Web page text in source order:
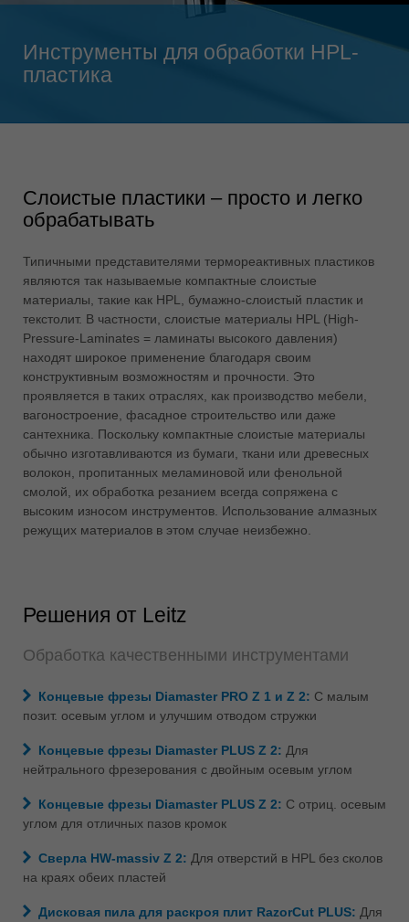
Singapore
Slovenija
Türkiye
english
Việt Nam
tiếng việt
中国
中文
ประเทศไทย
ไทย
Україна
yкраїнська
Инструменты для обработки HPL-
пластика
Слоистые пластики – просто и легко
обрабатывать
Типичными представителями термореактивных пластиков
являются так называемые компактные слоистые
материалы, такие как HPL, бумажно-слоистый пластик и
текстолит. В частности, слоистые материалы HPL (High-
Pressure-Laminates = ламинаты высокого давления)
находят широкое применение благодаря своим
конструктивным возможностям и прочности. Это
проявляется в таких отраслях, как производство мебели,
вагоностроение, фасадное строительство или даже
сантехника. Поскольку компактные слоистые материалы
обычно изготавливаются из бумаги, ткани или древесных
волокон, пропитанных меламиновой или фенольной
смолой, их обработка резанием всегда сопряжена с
высоким износом инструментов. Использование алмазных
режущих материалов в этом случае неизбежно.
Решения от Leitz
Обработка качественными инструментами
Концевые фрезы Diamaster PRO Z 1 и Z 2: С малым
позит. осевым углом и улучшим отводом стружки
Концевые фрезы Diamaster PLUS Z 2: Для
нейтрального фрезерования с двойным осевым углом
Концевые фрезы Diamaster PLUS Z 2: С отриц. осевым
углом для отличных пазов кромок
Сверла HW-massiv Z 2: Для отверстий в HPL без сколов
на краях обеих пластей
Дисковая пила для раскроя плит RazorCut PLUS: Для